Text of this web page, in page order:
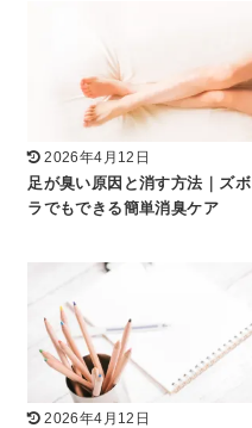
2026年4月12日
足が臭い原因と消す方法｜ズボ
ラでもできる簡単消臭ケア
2026年4月12日